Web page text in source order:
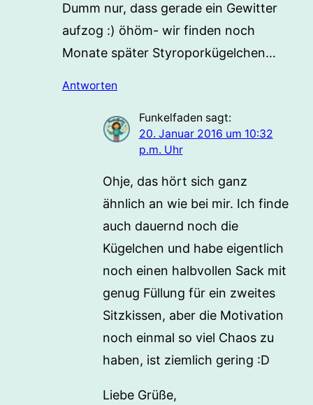
Dumm nur, dass gerade ein Gewitter
aufzog :) öhöm- wir finden noch
Monate später Styroporkügelchen…
Antworten
Funkelfaden sagt:
20. Januar 2016 um 10:32
p.m. Uhr
Ohje, das hört sich ganz
ähnlich an wie bei mir. Ich finde
auch dauernd noch die
Kügelchen und habe eigentlich
noch einen halbvollen Sack mit
genug Füllung für ein zweites
Sitzkissen, aber die Motivation
noch einmal so viel Chaos zu
haben, ist ziemlich gering :D
Liebe Grüße,